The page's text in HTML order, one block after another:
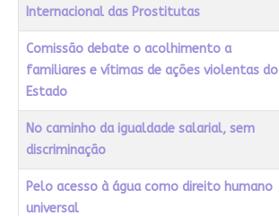
Internacional das Prostitutas
Comissão debate o acolhimento a
familiares e vítimas de ações violentas do
Estado
No caminho da igualdade salarial, sem
discriminação
Pelo acesso à água como direito humano
universal